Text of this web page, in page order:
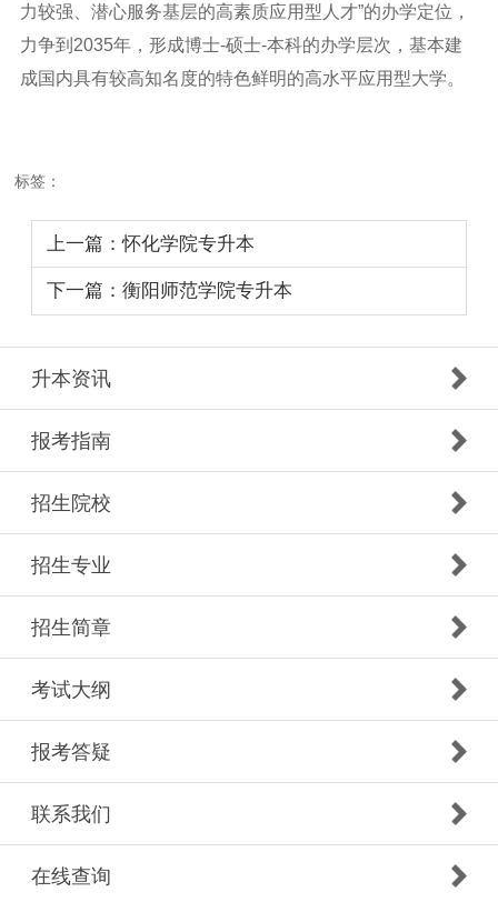
力较强、潜心服务基层的高素质应用型人才”的办学定位，
力争到 2035年，形成博士-硕士-本科的办学层次，基本建
成国内具有较高知名度的特色鲜明的高水平应用型大学。
标签：
上一篇：怀化学院专升本
下一篇：衡阳师范学院专升本
升本资讯
报考指南
招生院校
招生专业
招生简章
考试大纲
报考答疑
联系我们
在线查询